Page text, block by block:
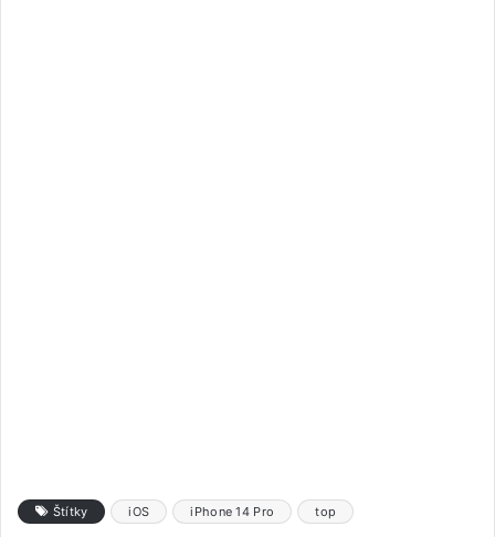
Štítky iOS iPhone 14 Pro top